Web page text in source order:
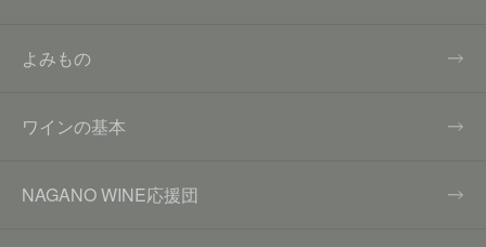
よみもの
ワインの基本
NAGANO WINE応援団